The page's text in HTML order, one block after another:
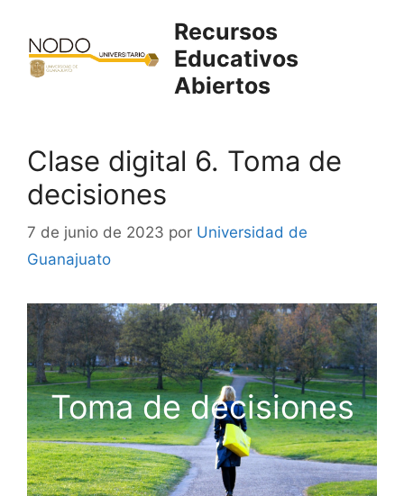
contenido
Recursos
Educativos
Abiertos
Clase digital 6. Toma de
decisiones
7 de junio de 2023 por Universidad de
Guanajuato
Toma de decisiones